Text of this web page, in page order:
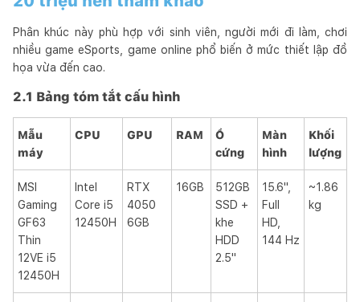
Phân khúc này phù hợp với sinh viên, người mới đi làm, chơi
nhiều game eSports, game online phổ biến ở mức thiết lập đồ
họa vừa đến cao.
2.1 Bảng tóm tắt cấu hình
Mẫu
máy
CPU GPU RAM
Ổ
cứng
Màn
hình
Khối
lượng
MSI
Gaming
GF63
Thin
12VE i5
12450H
Intel
Core i5
12450H
RTX
4050
6GB
16GB
512GB
SSD +
khe
HDD
2.5"
15.6",
Full
HD,
144 Hz
~1.86
kg